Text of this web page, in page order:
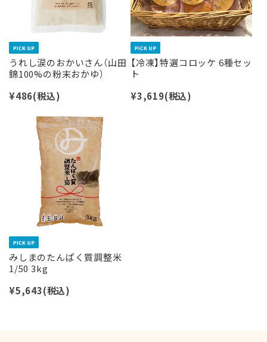
うれし涙のおかいさん（山田
錦100%の粉末おかゆ）
¥486(税込)
【冷凍】特選コロッケ 6種セッ
ト
¥3,619(税込)
みしまのたんぱく質調整米
1/50 3kg
¥5,643(税込)